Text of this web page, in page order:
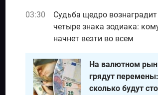
03:30
Судьба щедро вознаградит
четыре знака зодиака:
начнет везти во всем
На валютном
грядут перемены:
сколько будут